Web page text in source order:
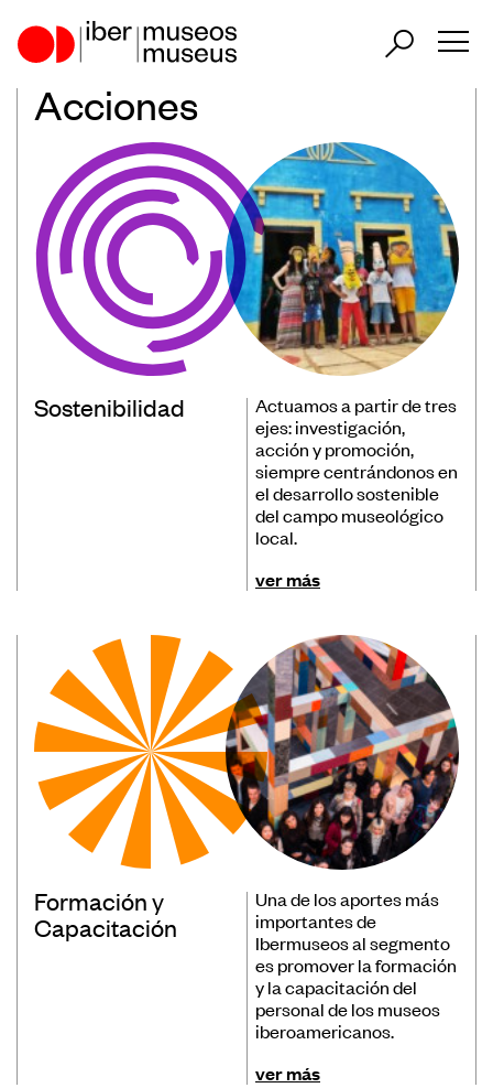
Nuestro papel en el sector
Nuestra Actuación
Países Participantes
Encuentros Iberoamericanos de
Observatorio Iberoamericano de
Formación y Capacitación
Sostenibilidad
Registro de Museos Iberoamericanos
Sistema de recolección de datos de
público de museos
Panorama de los museos en
Iberoamérica
Banco de Buenas Prácticas
Acciones
Sostenibilidad
Actuamos a partir de tres
ejes: investigación,
acción y promoción,
siempre centrándonos en
el desarrollo sostenible
del campo museológico
local.
ver más
Formación y
Capacitación
Una de los aportes más
importantes de
Ibermuseos al segmento
es promover la formación
y la capacitación del
personal de los museos
iberoamericanos.
ver más